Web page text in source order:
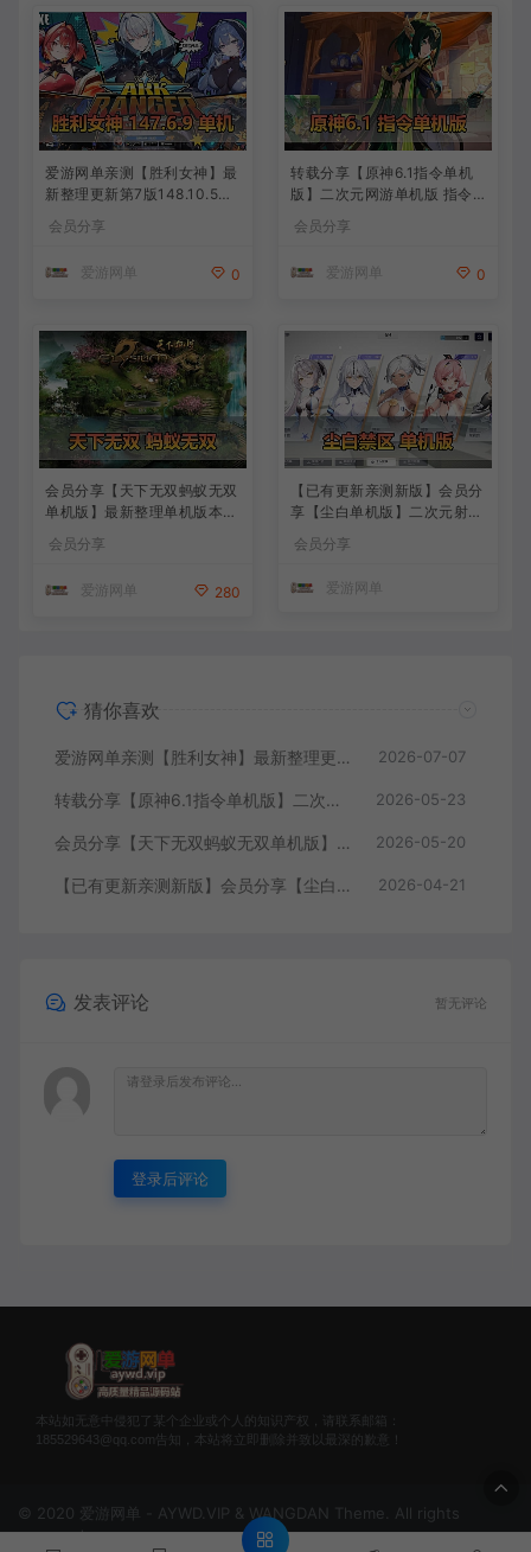
爱游网单亲测【胜利女神】最
新整理更新第7版148.10.5NI
活动148版本官服GM可无限
频安装教学
会员分享
爱游网单 0
转载分享【原神6.1指令单机
版】二次元网游单机版 指令
背包 抽卡 商店 MOD 未亲测
会员分享
爱游网单 0
会员分享【天下无双蚂蚁无双
单机版】最新整理单机版本
带GM命令后台 武侠怀旧网游
免虚拟机一键端 配套视频教
会员分享
爱游网单 280
【已有更新亲测新版】会员分
享【尘白单机版】二次元射击
类网游单机版一键端
会员分享
爱游网单
猜你喜欢
爱游网单亲测【胜利女神】最新整理更新第7版148.10.5NIKKE胜利女神妮姬单机版方舟活动148版本官服GM可无限抽卡全剧情免虚拟机一键端视频安装教学 2026-07-07
转载分享【原神6.1指令单机版】二次元网游单机版 指令模拟端 登录 战斗 地图 魔物 背包 抽卡 商店 MOD 未亲测图文教学 2026-05-23
会员分享【天下无双蚂蚁无双单机版】最新整理单机版本 带GM命令后台 武侠怀旧网游 免虚拟机一键端 配套视频教学 2026-05-20
【已有更新亲测新版】会员分享【尘白单机版】二次元射击类网游单机版一键端 2026-04-21
发表评论 暂无评论
登录后评论
本站如无意中侵犯了某个企业或个人的知识产权，请联系邮箱：
185529643@qq.com告知，本站将立即删除并致以最深的歉意！
© 2020 爱游网单 - AYWD.VIP & WANGDAN Theme. All rights
reserved